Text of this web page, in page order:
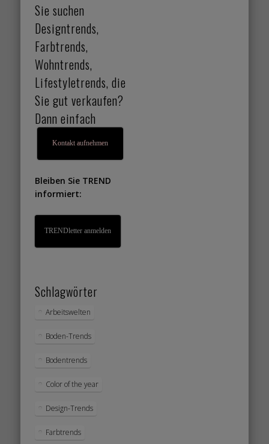
Sie suchen
Designtrends,
Farbtrends,
Wohntrends,
Lifestyletrends, die
Sie gut verkaufen?
Dann einfach
Kontakt aufnehmen
Bleiben Sie TREND
informiert:
TRENDletter anmelden
Schlagwörter
Arbeitswelten
Boden-Trends
Bodentrends
Color of the year
Design-Trends
Farbtrends